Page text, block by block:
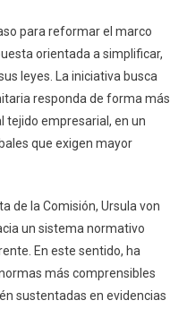
para reformar el marco
orientada a simplificar,
leyes. La iniciativa busca
responda de forma más
tejido empresarial, en un
que exigen mayor
de la Comisión, Ursula von
un sistema normativo
En este sentido, ha
más comprensibles
sustentadas en evidencias